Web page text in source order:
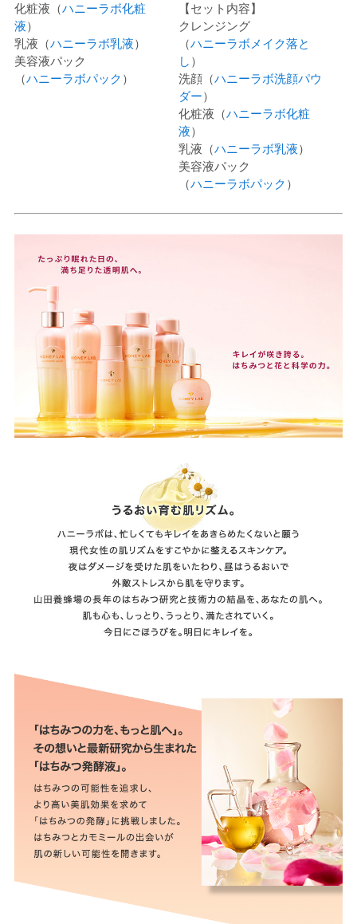
化粧液（ハニーラボ化粧
液）
乳液（ハニーラボ乳液）
美容液パック
（ハニーラボパック ）
【セット内容】
クレンジング
（ハニーラボメイク落と
し ）
洗顔（ハニーラボ洗顔パウ
ダー）
化粧液（ハニーラボ化粧
液）
乳液（ハニーラボ乳液）
美容液パック
（ハニーラボパック ）